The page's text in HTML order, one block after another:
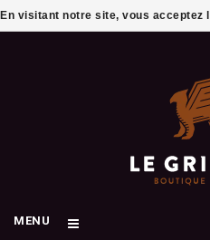
MENU
En visitant notre site, vous